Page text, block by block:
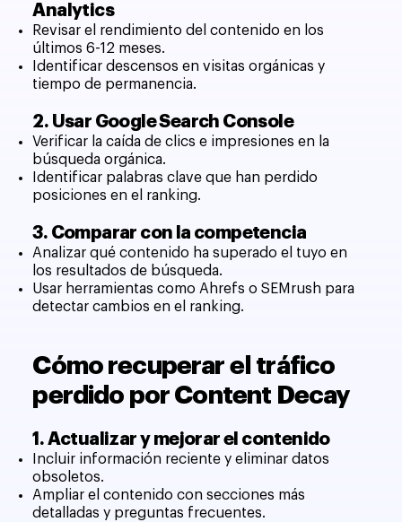
Analytics
Revisar el rendimiento del contenido en los
últimos 6-12 meses.
Identificar descensos en visitas orgánicas y
tiempo de permanencia.
2. Usar Google Search Console
Verificar la caída de clics e impresiones en la
búsqueda orgánica.
Identificar palabras clave que han perdido
posiciones en el ranking.
3. Comparar con la competencia
Analizar qué contenido ha superado el tuyo en
los resultados de búsqueda.
Usar herramientas como Ahrefs o SEMrush para
detectar cambios en el ranking.
Cómo recuperar el tráfico
perdido por Content Decay
1. Actualizar y mejorar el contenido
Incluir información reciente y eliminar datos
obsoletos.
Ampliar el contenido con secciones más
detalladas y preguntas frecuentes.